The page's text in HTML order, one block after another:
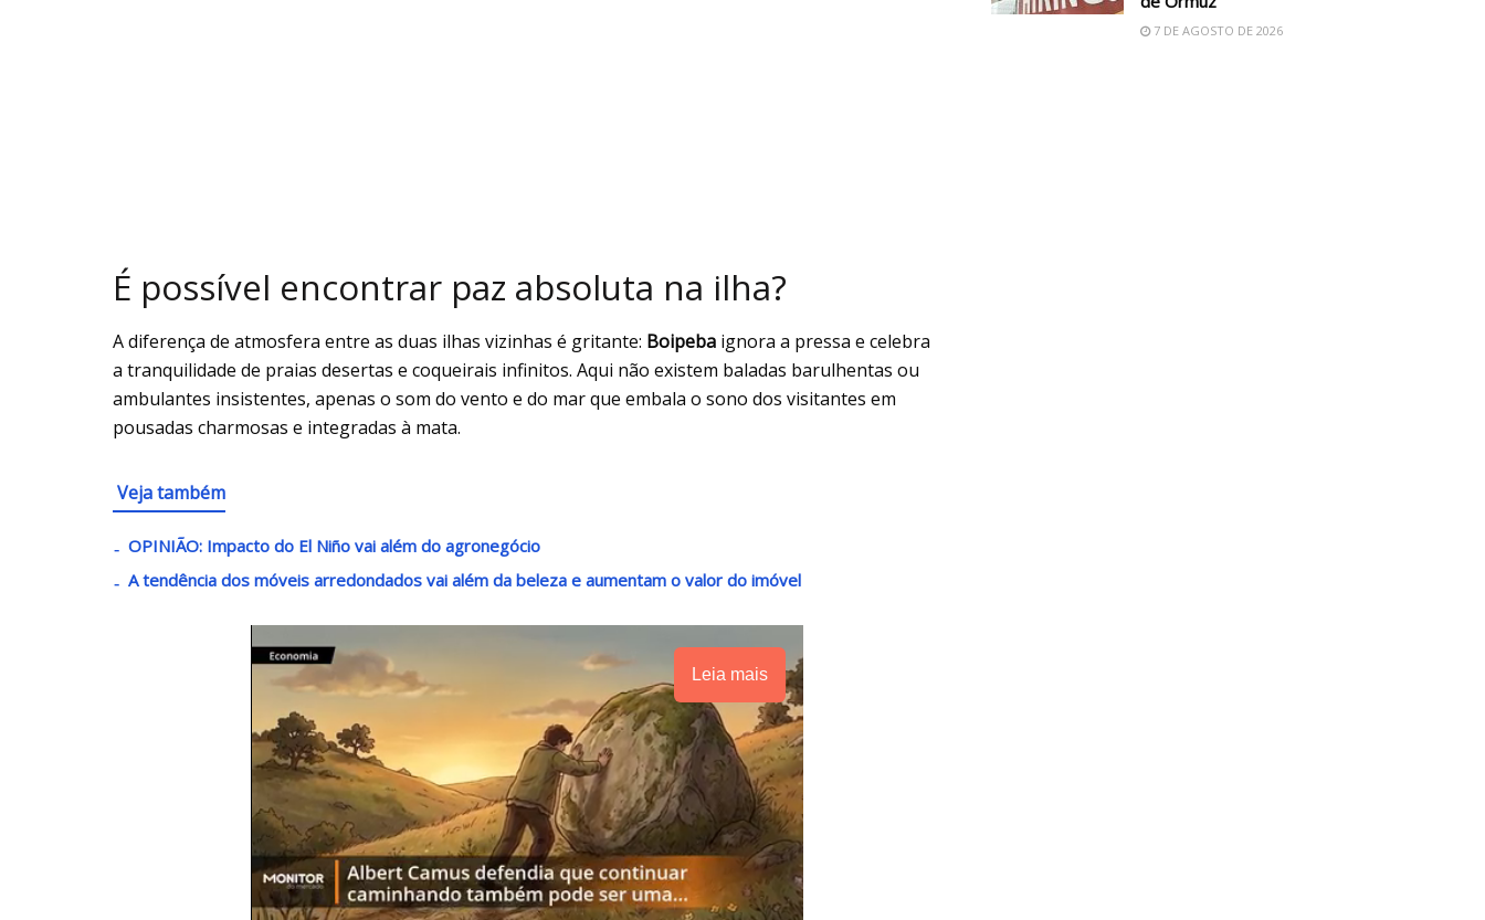
É possível encontrar paz absoluta na ilha?
A diferença de atmosfera entre as duas ilhas vizinhas é gritante: Boipeba ignora a pressa e celebra
a tranquilidade de praias desertas e coqueirais infinitos. Aqui não existem baladas barulhentas ou
ambulantes insistentes, apenas o som do vento e do mar que embala o sono dos visitantes em
pousadas charmosas e integradas à mata.
Veja também
OPINIÃO: Impacto do El Niño vai além do agronegócio
A tendência dos móveis arredondados vai além da beleza e aumentam o valor do imóvel
Leia mais
7 DE AGOSTO DE 2026